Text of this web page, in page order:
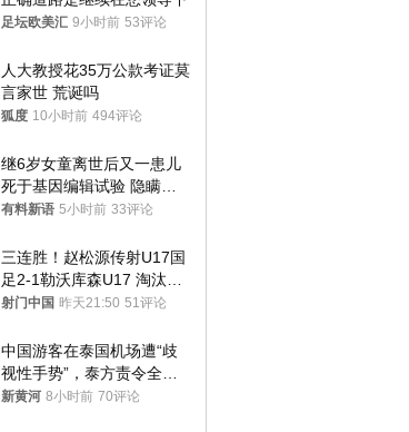
足坛欧美汇 9小时前 53评论
人大教授花35万公款考证莫
言家世 荒诞吗
狐度 10小时前 494评论
继6岁女童离世后又一患儿
死于基因编辑试验 隐瞒一
年才对外披露
有料新语 5小时前 33评论
三连胜！赵松源传射U17国
足2-1勒沃库森U17 淘汰赛
将战河床
射门中国 昨天21:50 51评论
中国游客在泰国机场遭“歧
视性手势”，泰方责令全面
调查，对责任人采取最严厉
新黄河 8小时前 70评论